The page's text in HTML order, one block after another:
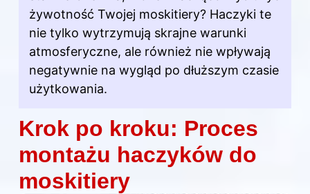
żywotność Twojej moskitiery? Haczyki te
nie tylko wytrzymują skrajne warunki
atmosferyczne, ale również nie wpływają
negatywnie na wygląd po dłuższym czasie
użytkowania.
Krok po kroku: Proces
montażu haczyków do
moskitiery